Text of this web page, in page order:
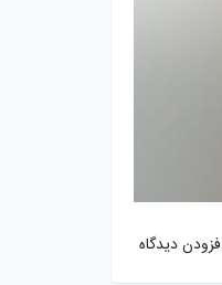
دیدگاه